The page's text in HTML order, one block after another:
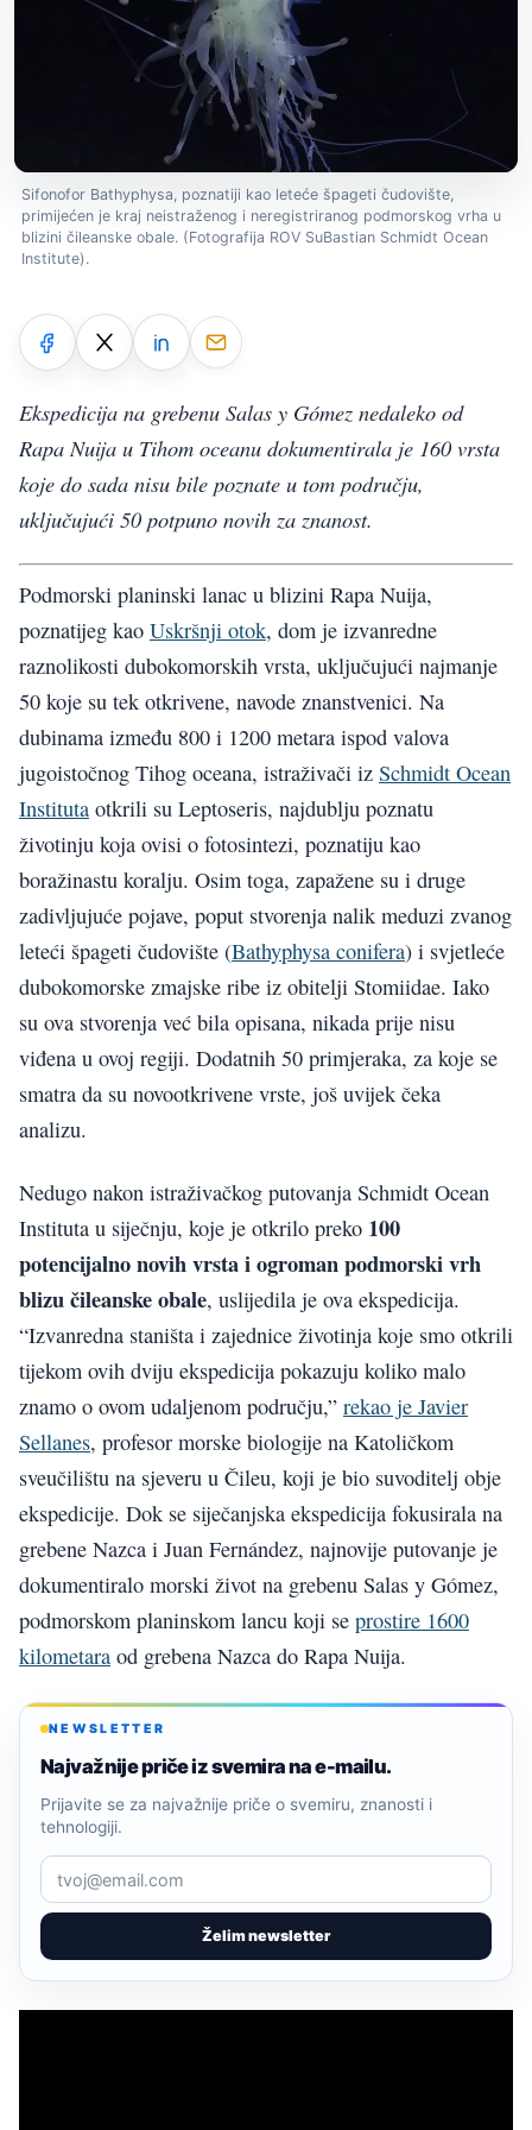
Sifonofor Bathyphysa, poznatiji kao leteće špageti čudovište,
primijećen je kraj neistraženog i neregistriranog podmorskog vrha u
blizini čileanske obale. (Fotografija ROV SuBastian Schmidt Ocean
Institute).
Ekspedicija na grebenu Salas y Gómez nedaleko od
Rapa Nuija u Tihom oceanu dokumentirala je 160 vrsta
koje do sada nisu bile poznate u tom području,
uključujući 50 potpuno novih za znanost.
Podmorski planinski lanac u blizini Rapa Nuija,
poznatijeg kao Uskršnji otok, dom je izvanredne
raznolikosti dubokomorskih vrsta, uključujući najmanje
50 koje su tek otkrivene, navode znanstvenici. Na
dubinama između 800 i 1200 metara ispod valova
jugoistočnog Tihog oceana, istraživači iz Schmidt Ocean
Instituta otkrili su Leptoseris, najdublju poznatu
životinju koja ovisi o fotosintezi, poznatiju kao
boražinastu koralju. Osim toga, zapažene su i druge
zadivljujuće pojave, poput stvorenja nalik meduzi zvanog
leteći špageti čudovište (Bathyphysa conifera) i svjetleće
dubokomorske zmajske ribe iz obitelji Stomiidae. Iako
su ova stvorenja već bila opisana, nikada prije nisu
viđena u ovoj regiji. Dodatnih 50 primjeraka, za koje se
smatra da su novootkrivene vrste, još uvijek čeka
analizu.
Nedugo nakon istraživačkog putovanja Schmidt Ocean
Instituta u siječnju, koje je otkrilo preko 100
potencijalno novih vrsta i ogroman podmorski vrh
blizu čileanske obale, uslijedila je ova ekspedicija.
“Izvanredna staništa i zajednice životinja koje smo otkrili
tijekom ovih dviju ekspedicija pokazuju koliko malo
znamo o ovom udaljenom području,” rekao je Javier
Sellanes, profesor morske biologije na Katoličkom
sveučilištu na sjeveru u Čileu, koji je bio suvoditelj obje
ekspedicije. Dok se siječanjska ekspedicija fokusirala na
grebene Nazca i Juan Fernández, najnovije putovanje je
dokumentiralo morski život na grebenu Salas y Gómez,
podmorskom planinskom lancu koji se prostire 1600
kilometara od grebena Nazca do Rapa Nuija.
NEWSLETTER
Najvažnije priče iz svemira na e-mailu.
Želim newsletter
Prijavite se za najvažnije priče o svemiru, znanosti i
tehnologiji.